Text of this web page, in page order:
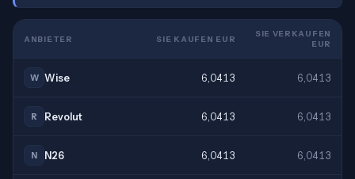
ANBIETER SIE KAUFEN EUR
SIE VERKAUFEN
EUR
W Wise 6,0413 6,0413
R Revolut 6,0413 6,0413
N N26 6,0413 6,0413